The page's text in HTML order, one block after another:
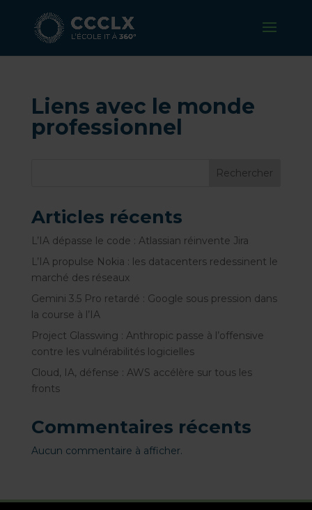
Liens avec le monde
professionnel
Rechercher
Articles récents
L’IA dépasse le code : Atlassian réinvente Jira
L’IA propulse Nokia : les datacenters redessinent le
marché des réseaux
Gemini 3.5 Pro retardé : Google sous pression dans
la course à l’IA
Project Glasswing : Anthropic passe à l’offensive
contre les vulnérabilités logicielles
Cloud, IA, défense : AWS accélère sur tous les
fronts
Commentaires récents
Aucun commentaire à afficher.